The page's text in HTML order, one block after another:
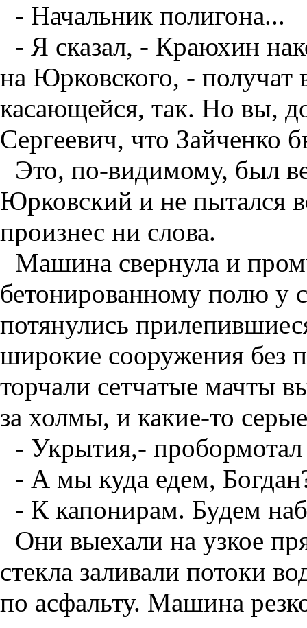
- Начальник полигона...
- Я сказал, - Краюхин
на Юрковского, - получат
касающейся, так. Но вы,
Сергеевич, что Зайченко
Это, по-видимому, был
Юрковский и не пытался
произнес ни слова.
Машина свернула и
бетонированному полю у
потянулись
широкие сооружения без
торчали сетчатые мачты
за холмы, и какие-то
- Укрытия,-
- А мы куда едем,
- К капонирам. Будем
Они выехали на узкое
стекла заливали потоки
по асфальту. Машина